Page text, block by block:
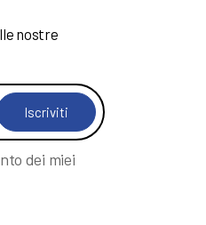
nostre
Iscriviti
dei miei